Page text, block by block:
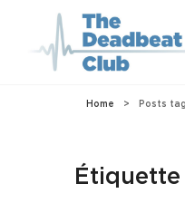
Home > Posts
Étiquette